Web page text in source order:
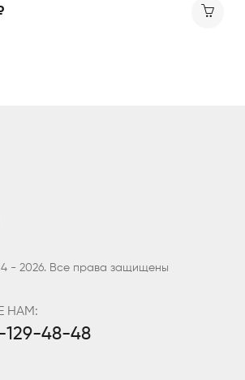
- 2026. Все права защищены
НАМ:
48-48